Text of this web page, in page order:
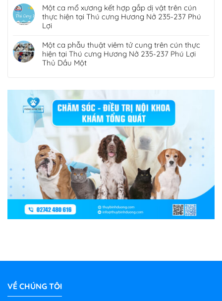
Một ca mổ xương kết hợp gắp dị vật trên cún
thực hiện tại Thú cưng Hương Nở 235-237 Phú
Lợi
Một ca phẫu thuật viêm tử cung trên cún thực
hiện tại Thú cưng Hương Nở 235-237 Phú Lợi
Thủ Dầu Một
VỀ CHÚNG TÔI